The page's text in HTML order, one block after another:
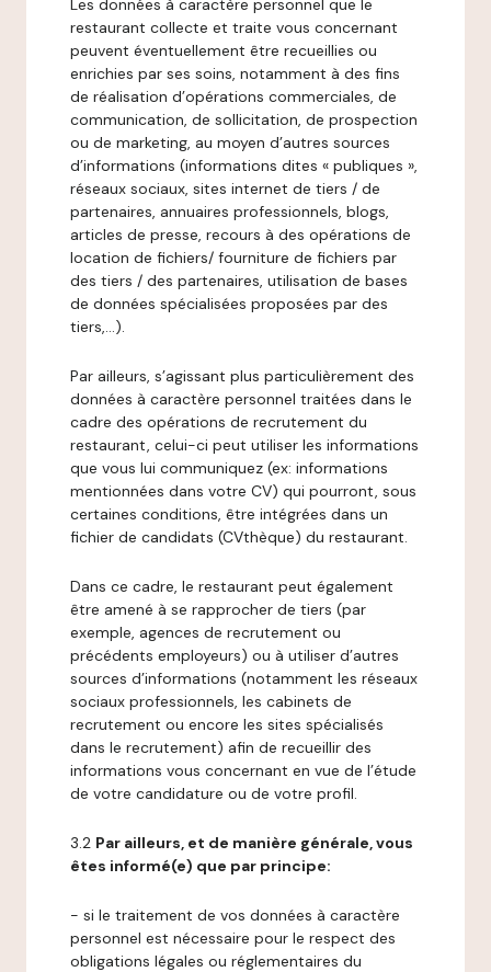
Les données à caractère personnel que le
restaurant collecte et traite vous concernant
peuvent éventuellement être recueillies ou
enrichies par ses soins, notamment à des fins
de réalisation d’opérations commerciales, de
communication, de sollicitation, de prospection
ou de marketing, au moyen d’autres sources
d’informations (informations dites « publiques »,
réseaux sociaux, sites internet de tiers / de
partenaires, annuaires professionnels, blogs,
articles de presse, recours à des opérations de
location de fichiers/ fourniture de fichiers par
des tiers / des partenaires, utilisation de bases
de données spécialisées proposées par des
tiers,…).
Par ailleurs, s’agissant plus particulièrement des
données à caractère personnel traitées dans le
cadre des opérations de recrutement du
restaurant, celui-ci peut utiliser les informations
que vous lui communiquez (ex: informations
mentionnées dans votre CV) qui pourront, sous
certaines conditions, être intégrées dans un
fichier de candidats (CVthèque) du restaurant.
Dans ce cadre, le restaurant peut également
être amené à se rapprocher de tiers (par
exemple, agences de recrutement ou
précédents employeurs) ou à utiliser d’autres
sources d’informations (notamment les réseaux
sociaux professionnels, les cabinets de
recrutement ou encore les sites spécialisés
dans le recrutement) afin de recueillir des
informations vous concernant en vue de l’étude
de votre candidature ou de votre profil.
3.2 Par ailleurs, et de manière générale, vous
êtes informé(e) que par principe:
- si le traitement de vos données à caractère
personnel est nécessaire pour le respect des
obligations légales ou réglementaires du